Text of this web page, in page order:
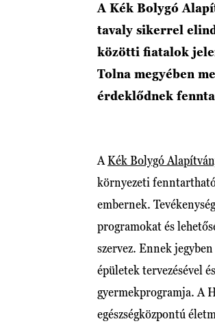
A Kék Bolygó
tavaly sikerrel
közötti fiatalok
Tolna megyében
érdeklődnek
A Kék Bolygó
környezeti
embernek.
programokat és
szervez. Ennek
épületek tervezésével
gyermekprogramja. A
egészségközpontú